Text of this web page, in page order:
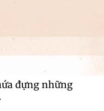
đựng những